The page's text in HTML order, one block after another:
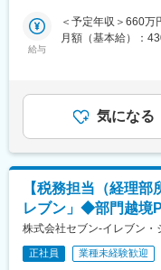
ます。
ます。
◎正確 かつ 迅速 な
◎経理課題の解決
◎数値情報に基づい
グループ経営の参
なり、「価値観や目
軟に物事を進めて行
携強化や、AI等のIT
場分析から、医師
に合わせた開業プ
・医師面談
・医師交渉（将来設
・開業サポート
※関西エリアをメイ
■ポジションの魅力
医師(眼科医)との打
に比例し確実にスキ
職種である事は間違
か月の活動の集大
給与
＜予定年収＞660万
月額（基本給）：
じて上下する可能
記です。気になる
【税務担当（経理
レブン」◆部門越境
株式会社セブン-イレブン・
正社員 業種未経験歓迎